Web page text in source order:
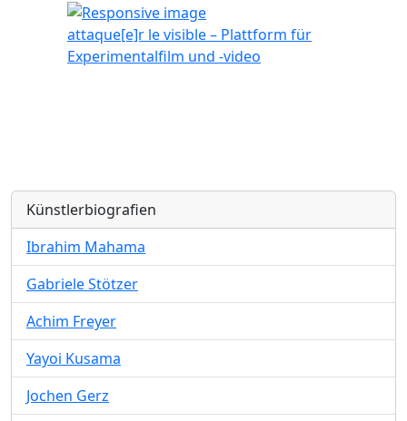
attaque[e]r le visible – Plattform für
Experimentalfilm und -video
Künstlerbiografien
Ibrahim Mahama
Gabriele Stötzer
Achim Freyer
Yayoi Kusama
Jochen Gerz